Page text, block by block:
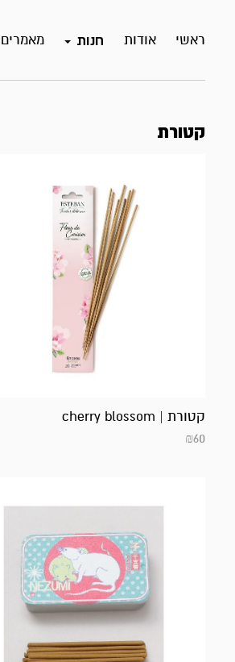
ראשי אודות חנות מאמרים
קטורת
קטורת | cherry blossom
₪60